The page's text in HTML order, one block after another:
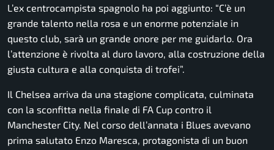
L’ex centrocampista spagnolo ha poi aggiunto: “C’è un
grande talento nella rosa e un enorme potenziale in
questo club, sarà un grande onore per me guidarlo. Ora
l’attenzione è rivolta al duro lavoro, alla costruzione della
giusta cultura e alla conquista di trofei”.
Il Chelsea arriva da una stagione complicata, culminata
con la sconfitta nella finale di FA Cup contro il
Manchester City. Nel corso dell’annata i Blues avevano
prima salutato Enzo Maresca, protagonista di un buon